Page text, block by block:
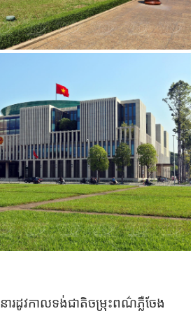
នា​រដូវកាលទង់ជាតិ​ចម្រុះពណ៌ភ្លឺចែង​